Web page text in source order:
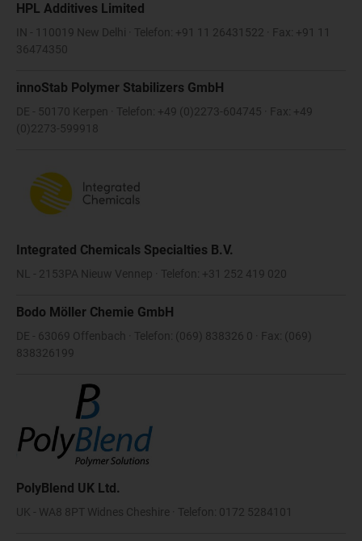
HPL Additives Limited
IN - 110019 New Delhi · Telefon: +91 11 26431522 · Fax: +91 11
36474350
innoStab Polymer Stabilizers GmbH
DE - 50170 Kerpen · Telefon: +49 (0)2273-604745 · Fax: +49
(0)2273-599918
Integrated Chemicals Specialties B.V.
NL - 2153PA Nieuw Vennep · Telefon: +31 252 419 020
Bodo Möller Chemie GmbH
DE - 63069 Offenbach · Telefon: (069) 838326 0 · Fax: (069)
838326199
PolyBlend UK Ltd.
UK - WA8 8PT Widnes Cheshire · Telefon: 0172 5284101